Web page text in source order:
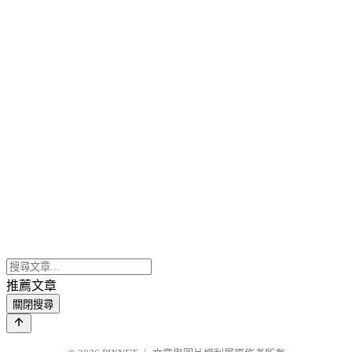
推薦文章
關閉搜尋